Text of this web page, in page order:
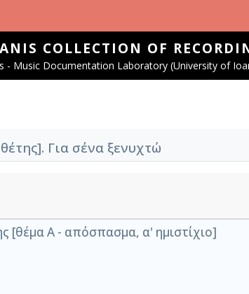
COLLECTION OF
- Music Documentation Laboratory (University of
Για σένα ξενυχτώ
[θέμα Α - απόσπασμα, α' ημιστίχιο]